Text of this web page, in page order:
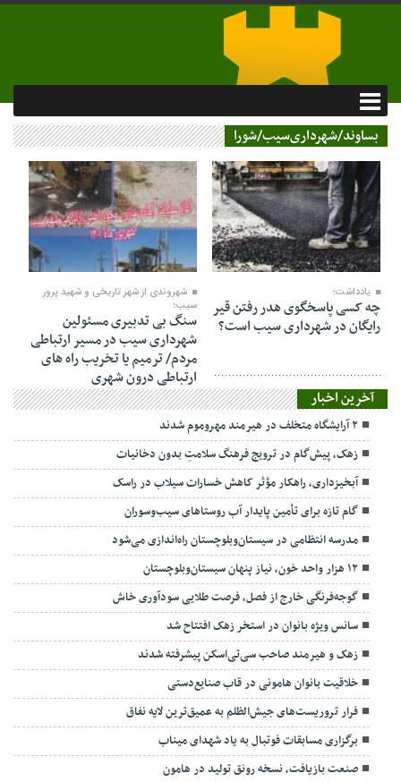
بساوند/شهرداری‌سیب/شورا
۲۹ تیر ۱۴۰۴
یادداشت؛
چه کسی پاسخگوی هدر رفتن قیر
رایگان در شهرداری سیب است؟
۲۹ تیر ۱۴۰۴
شهروندی از شهر تاریخی و شهید پرور
سیب؛
سنگ بی تدبیری مسئولین
شهرداری سیب در مسیر ارتباطی
مردم/ ترمیم یا تخریب راه های
ارتباطی درون شهری
آخرین اخبار
۲ آرایشگاه متخلف در هیرمند مهروموم شدند
زهک، پیش‌گام در ترویج فرهنگ سلامتِ بدون دخانیات
آبخیزداری، راهکار مؤثر کاهش خسارات سیلاب در راسک
گام تازه برای تأمین پایدار آب روستاهای سیب‌وسوران
مدرسه انتظامی در سیستان‌وبلوچستان راه‌اندازی می‌شود
۱۲ هزار واحد خون، نیاز پنهان سیستان‌وبلوچستان
گوجه‌فرنگی خارج از فصل، فرصت طلایی سودآوری خاش
سانس ویژه بانوان در استخر زهک افتتاح شد
زهک و هیرمند صاحب سی‌تی‌اسکن پیشرفته شدند
خلاقیت بانوان هامونی در قاب صنایع‌دستی
فرار تروریست‌های جیش‌الظلم به عمیق‌ترین لایه نفاق
برگزاری مسابقات فوتبال به یاد شهدای میناب
صنعت بازیافت، نسخه رونق تولید در هامون